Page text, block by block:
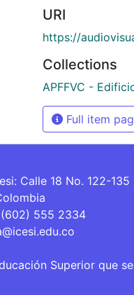
URI
https://
Collections
APFFVC -
Full item
Calle 18 No. 122-135
555 2334
Superior que